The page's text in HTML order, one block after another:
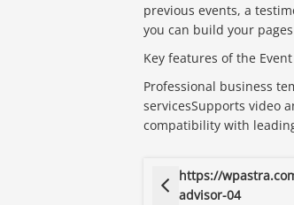
previous events, a
you can build your
Key features of the
Professional business
servicesSupports video
compatibility with
https://
advisor-04